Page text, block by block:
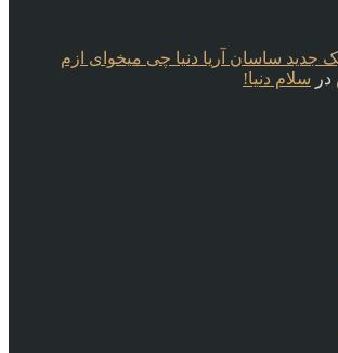
جدید ساسان آریا دنیا چی میخوای ازم
در سلام دنیا!